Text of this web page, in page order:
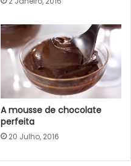
A mousse de chocolate
perfeita
20 Julho, 2016